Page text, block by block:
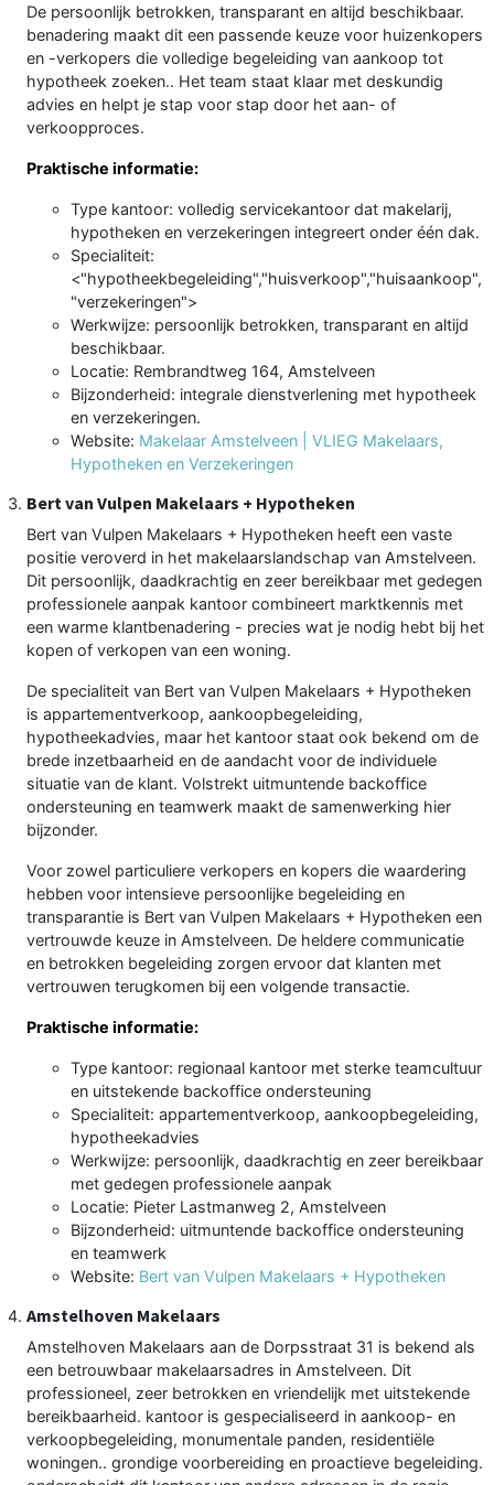
De persoonlijk betrokken, transparant en altijd beschikbaar.
benadering maakt dit een passende keuze voor huizenkopers
en -verkopers die volledige begeleiding van aankoop tot
hypotheek zoeken.. Het team staat klaar met deskundig
advies en helpt je stap voor stap door het aan- of
verkoopproces.
Praktische informatie:
Type kantoor: volledig servicekantoor dat makelarij,
hypotheken en verzekeringen integreert onder één dak.
Specialiteit:
<"hypotheekbegeleiding","huisverkoop","huisaankoop",
"verzekeringen">
Werkwijze: persoonlijk betrokken, transparant en altijd
beschikbaar.
Locatie: Rembrandtweg 164, Amstelveen
Bijzonderheid: integrale dienstverlening met hypotheek
en verzekeringen.
Website: Makelaar Amstelveen | VLIEG Makelaars,
Hypotheken en Verzekeringen
Bert van Vulpen Makelaars + Hypotheken
Bert van Vulpen Makelaars + Hypotheken heeft een vaste
positie veroverd in het makelaarslandschap van Amstelveen.
Dit persoonlijk, daadkrachtig en zeer bereikbaar met gedegen
professionele aanpak kantoor combineert marktkennis met
een warme klantbenadering - precies wat je nodig hebt bij het
kopen of verkopen van een woning.
De specialiteit van Bert van Vulpen Makelaars + Hypotheken
is appartementverkoop, aankoopbegeleiding,
hypotheekadvies, maar het kantoor staat ook bekend om de
brede inzetbaarheid en de aandacht voor de individuele
situatie van de klant. Volstrekt uitmuntende backoffice
ondersteuning en teamwerk maakt de samenwerking hier
bijzonder.
Voor zowel particuliere verkopers en kopers die waardering
hebben voor intensieve persoonlijke begeleiding en
transparantie is Bert van Vulpen Makelaars + Hypotheken een
vertrouwde keuze in Amstelveen. De heldere communicatie
en betrokken begeleiding zorgen ervoor dat klanten met
vertrouwen terugkomen bij een volgende transactie.
Praktische informatie:
Type kantoor: regionaal kantoor met sterke teamcultuur
en uitstekende backoffice ondersteuning
Specialiteit: appartementverkoop, aankoopbegeleiding,
hypotheekadvies
Werkwijze: persoonlijk, daadkrachtig en zeer bereikbaar
met gedegen professionele aanpak
Locatie: Pieter Lastmanweg 2, Amstelveen
Bijzonderheid: uitmuntende backoffice ondersteuning
en teamwerk
Website: Bert van Vulpen Makelaars + Hypotheken
Amstelhoven Makelaars
Amstelhoven Makelaars aan de Dorpsstraat 31 is bekend als
een betrouwbaar makelaarsadres in Amstelveen. Dit
professioneel, zeer betrokken en vriendelijk met uitstekende
bereikbaarheid. kantoor is gespecialiseerd in aankoop- en
verkoopbegeleiding, monumentale panden, residentiële
woningen.. grondige voorbereiding en proactieve begeleiding.